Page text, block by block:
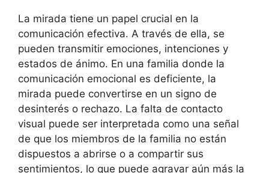
La mirada tiene un papel crucial en la
comunicación efectiva. A través de ella, se
pueden transmitir emociones, intenciones y
estados de ánimo. En una familia donde la
comunicación emocional es deficiente, la
mirada puede convertirse en un signo de
desinterés o rechazo. La falta de contacto
visual puede ser interpretada como una señal
de que los miembros de la familia no están
dispuestos a abrirse o a compartir sus
sentimientos, lo que puede agravar aún más la